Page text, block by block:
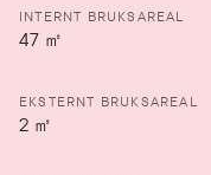
INTERNT BRUKSAREAL
47 ㎡
EKSTERNT BRUKSAREAL
2 ㎡